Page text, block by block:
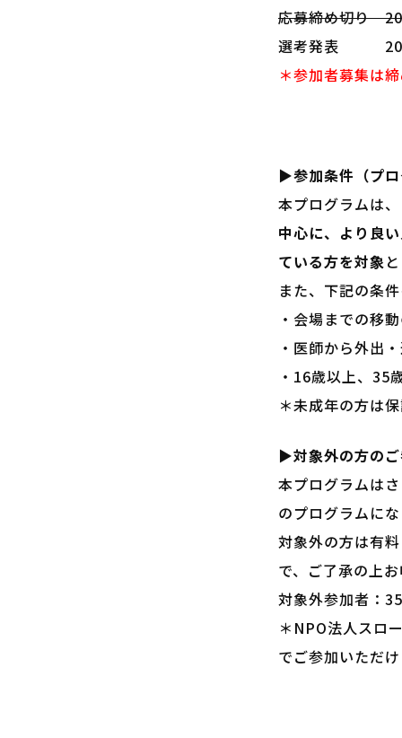
応募締め切り
選考発表
＊参加者募集は
▶参加条件（プ
本プログラムは、
中心に、より良
ている方を対象
また、下記の条
・会場までの移
・医師から外出
・16歳以上、35
＊未成年の方は
▶対象外の方の
本プログラムは
のプログラムに
対象外の方は有
で、ご了承の上
対象外参加者：
＊NPO法人スロ
でご参加いただ